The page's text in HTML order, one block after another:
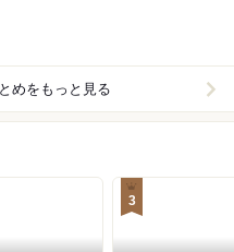
めをもっと見る
3